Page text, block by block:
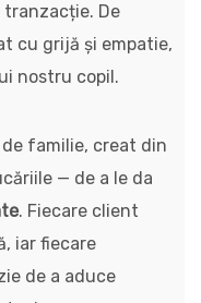
tranzacție. De
cu grijă și empatie,
nostru copil.
familie, creat din
— de a le da
. Fiecare client
iar fiecare
de a aduce